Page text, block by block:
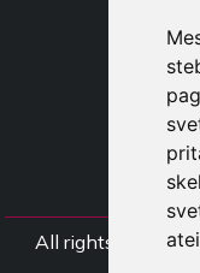
All rights Styliafoe